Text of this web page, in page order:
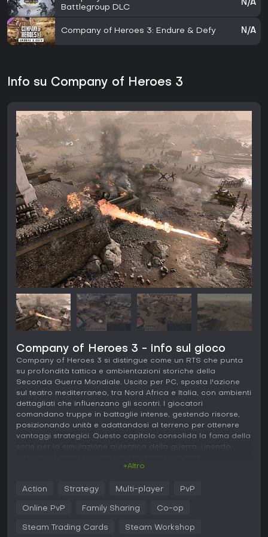
Battlegroup DLC
N/A
Company of Heroes 3: Endure & Defy N/A
Info su Company of Heroes 3
Company of Heroes 3 - info sul gioco
Company of Heroes 3 si distingue come un RTS che punta
su profondità tattica e ambientazioni storiche della
Seconda Guerra Mondiale. Uscito per PC, sposta l'azione
sul teatro mediterraneo, tra Nord Africa e Italia, con ambienti
dettagliati che influenzano gli scontri. I giocatori
comandano truppe in battaglie intense, gestendo risorse,
posizionando unità e adattandosi al terreno per ottenere
vantaggi strategici. Questo capitolo consolida la fama della
serie per la simulazione autentica della guerra, unendo
In Company of Heroes 3, il gameplay ruota attorno a
combattimenti tattici in tempo reale, dove posizione e
un migliore line of sight grazie al sistema True Sight, ideale
+Altro
Action Strategy Multi-player PvP
Online PvP Family Sharing Co-op
Steam Trading Cards Steam Workshop